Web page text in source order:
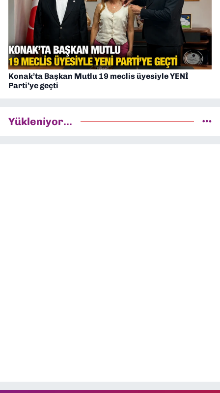
Konak’ta Başkan Mutlu 19 meclis üyesiyle YENİ
Parti’ye geçti
Yükleniyor...